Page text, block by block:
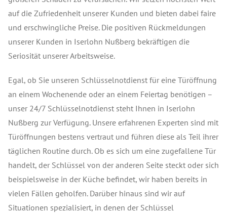
auf die Zufriedenheit unserer Kunden und bieten dabei faire
und erschwingliche Preise. Die positiven Rückmeldungen
unserer Kunden in Iserlohn Nußberg bekräftigen die
Seriosität unserer Arbeitsweise.
Egal, ob Sie unseren Schlüsselnotdienst für eine Türöffnung
an einem Wochenende oder an einem Feiertag benötigen –
unser 24/7 Schlüsselnotdienst steht Ihnen in Iserlohn
Nußberg zur Verfügung. Unsere erfahrenen Experten sind mit
Türöffnungen bestens vertraut und führen diese als Teil ihrer
täglichen Routine durch. Ob es sich um eine zugefallene Tür
handelt, der Schlüssel von der anderen Seite steckt oder sich
beispielsweise in der Küche befindet, wir haben bereits in
vielen Fällen geholfen. Darüber hinaus sind wir auf
Situationen spezialisiert, in denen der Schlüssel